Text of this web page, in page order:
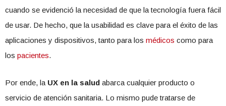
cuando se evidenció la necesidad de que la tecnología fuera fácil
de usar. De hecho, que la usabilidad es clave para el éxito de las
aplicaciones y dispositivos, tanto para los médicos como para
los pacientes.
Por ende, la UX en la salud abarca cualquier producto o
servicio de atención sanitaria. Lo mismo pude tratarse de